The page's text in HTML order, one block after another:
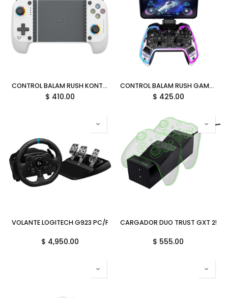
CONTROL BALAM RUSH KONTROL MOVE G626 BLANCO INALAMBRICO/BLUETHOOTH 5.0 RGB ANDROID/IOS BR-940481 06M DE GARANTIA
$ 410.00
CONTROL BALAM RUSH GAMER GLOW G595 NEON TRANSPARENTE RGB INALAMBRICO PC/ANDROID/IOS/PS/NSWITCH BR-936910 1M DE GARANTIA
$ 425.00
VOLANTE LOGITECH G923 PC/PS4/PS5 941-000147 11M DE GARANTIA
$ 4,950.00
CARGADOR DUO TRUST GXT 250
$ 555.00